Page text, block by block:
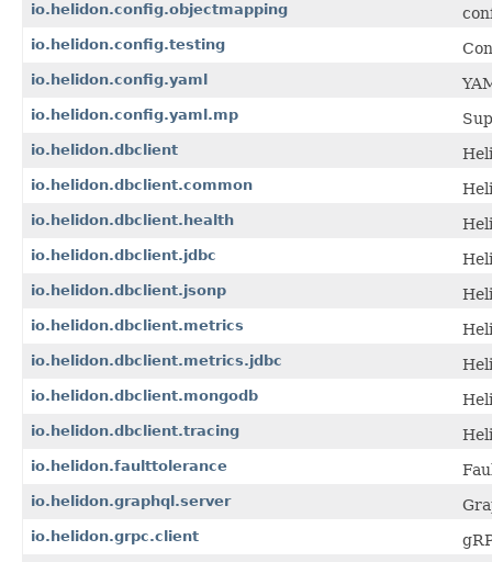
io.helidon.config.objectmapping
io.helidon.config.testing
io.helidon.config.yaml
io.helidon.config.yaml.mp
io.helidon.dbclient
io.helidon.dbclient.common
io.helidon.dbclient.health
io.helidon.dbclient.jdbc
io.helidon.dbclient.jsonp
io.helidon.dbclient.metrics
io.helidon.dbclient.metrics.jdbc
io.helidon.dbclient.mongodb
io.helidon.dbclient.tracing
io.helidon.faulttolerance
io.helidon.graphql.server
io.helidon.grpc.client